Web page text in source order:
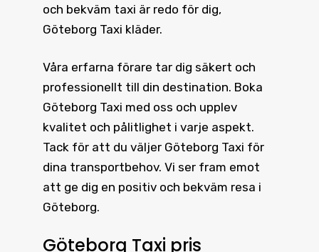
och bekväm taxi är redo för dig,
Göteborg Taxi kläder.
Våra erfarna förare tar dig säkert och
professionellt till din destination. Boka
Göteborg Taxi med oss och upplev
kvalitet och pålitlighet i varje aspekt.
Tack för att du väljer Göteborg Taxi för
dina transportbehov. Vi ser fram emot
att ge dig en positiv och bekväm resa i
Göteborg.
Göteborg Taxi pris